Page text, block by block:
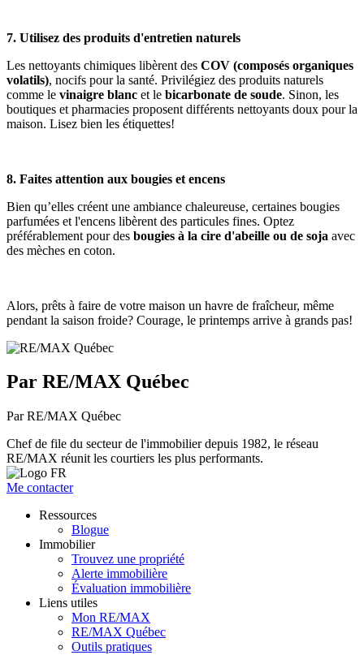
7. Utilisez des produits d'entretien naturels
Les nettoyants chimiques libèrent des COV (composés organiques
volatils), nocifs pour la santé. Privilégiez des produits naturels
comme le vinaigre blanc et le bicarbonate de soude. Sinon, les
boutiques et pharmacies proposent différents nettoyants doux pour la
maison. Lisez bien les étiquettes!
8. Faites attention aux bougies et encens
Bien qu’elles créent une ambiance chaleureuse, certaines bougies
parfumées et l'encens libèrent des particules fines. Optez
préférablement pour des bougies à la cire d'abeille ou de soja avec
des mèches en coton.
Alors, prêts à faire de votre maison un havre de fraîcheur, même
pendant la saison froide? Courage, le printemps arrive à grands pas!
Par RE/MAX Québec
Par RE/MAX Québec
Chef de file du secteur de l'immobilier depuis 1982, le réseau
RE/MAX réunit les courtiers les plus performants.
Me contacter
Ressources
Blogue
Immobilier
Trouvez une propriété
Alerte immobilière
Évaluation immobilière
Liens utiles
Mon RE/MAX
RE/MAX Québec
Outils pratiques